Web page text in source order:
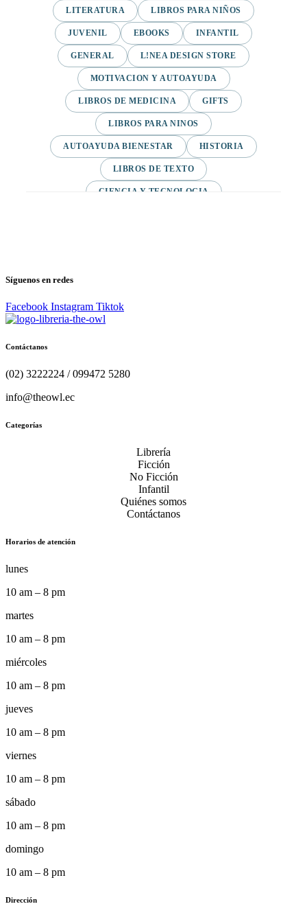
LITERATURA LIBROS PARA NIÑOS
JUVENIL EBOOKS INFANTIL
GENERAL L!NEA DESIGN STORE
MOTIVACION Y AUTOAYUDA
LIBROS DE MEDICINA GIFTS
LIBROS PARA NINOS
AUTOAYUDA BIENESTAR HISTORIA
LIBROS DE TEXTO
CIENCIA Y TECNOLOGIA
Síguenos en redes
Facebook Instagram Tiktok
Contáctanos
(02) 3222224 / 099472 5280
info@theowl.ec
Categorías
Librería
Ficción
No Ficción
Infantil
Quiénes somos
Contáctanos
Horarios de atención
lunes
10 am – 8 pm
martes
10 am – 8 pm
miércoles
10 am – 8 pm
jueves
10 am – 8 pm
viernes
10 am – 8 pm
sábado
10 am – 8 pm
domingo
10 am – 8 pm
Dirección